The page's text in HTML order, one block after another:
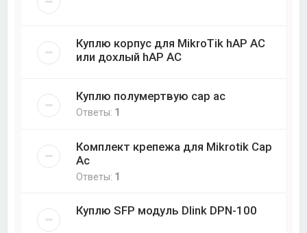
Куплю корпус для MikroTik hAP AC
или дохлый hAP AC
Куплю полумертвую cap ac
Ответы: 1
Комплект крепежа для Mikrotik Cap
Ac
Ответы: 1
Куплю SFP модуль Dlink DPN-100